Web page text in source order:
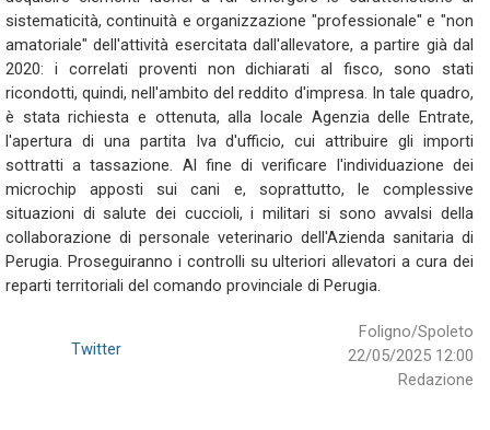
sistematicità, continuità e organizzazione "professionale" e "non
amatoriale" dell'attività esercitata dall'allevatore, a partire già dal
2020: i correlati proventi non dichiarati al fisco, sono stati
ricondotti, quindi, nell'ambito del reddito d'impresa. In tale quadro,
è stata richiesta e ottenuta, alla locale Agenzia delle Entrate,
l'apertura di una partita Iva d'ufficio, cui attribuire gli importi
sottratti a tassazione. Al fine di verificare l'individuazione dei
microchip apposti sui cani e, soprattutto, le complessive
situazioni di salute dei cuccioli, i militari si sono avvalsi della
collaborazione di personale veterinario dell'Azienda sanitaria di
Perugia. Proseguiranno i controlli su ulteriori allevatori a cura dei
reparti territoriali del comando provinciale di Perugia.
Foligno/Spoleto
22/05/2025 12:00
Redazione
Twitter